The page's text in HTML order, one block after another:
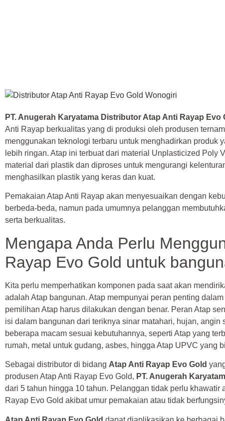
PT. Anugerah Karyatama Distributor Atap Anti Rayap Evo
Anti Rayap berkualitas yang di produksi oleh produsen
menggunakan teknologi terbaru untuk menghadirkan produk
lebih ringan. Atap ini terbuat dari material Unplasticized Poly
material dari plastik dan diproses untuk mengurangi
menghasilkan plastik yang keras dan kuat.
Pemakaian Atap Anti Rayap akan menyesuaikan dengan
berbeda-beda, namun pada umumnya pelanggan
serta berkualitas.
Mengapa Anda Perlu
Rayap Evo Gold untuk
Kita perlu memperhatikan komponen pada saat akan
adalah Atap bangunan. Atap mempunyai peran penting
pemilihan Atap harus dilakukan dengan benar. Peran Atap
isi dalam bangunan dari teriknya sinar matahari, hujan, angin
beberapa macam sesuai kebutuhannya, seperti Atap yang
rumah, metal untuk gudang, asbes, hingga Atap UPVC yang
Sebagai distributor di bidang Atap Anti Rayap Evo Gold
produsen Atap Anti Rayap Evo Gold, PT. Anugerah
dari 5 tahun hingga 10 tahun. Pelanggan tidak perlu khawatir
Rayap Evo Gold akibat umur pemakaian atau tidak